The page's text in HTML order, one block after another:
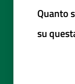
Quanto
su